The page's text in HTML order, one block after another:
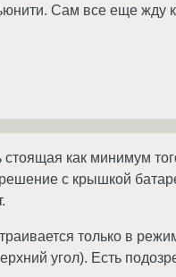
Сам все еще жду
как минимум
с крышкой
только в
угол). Есть